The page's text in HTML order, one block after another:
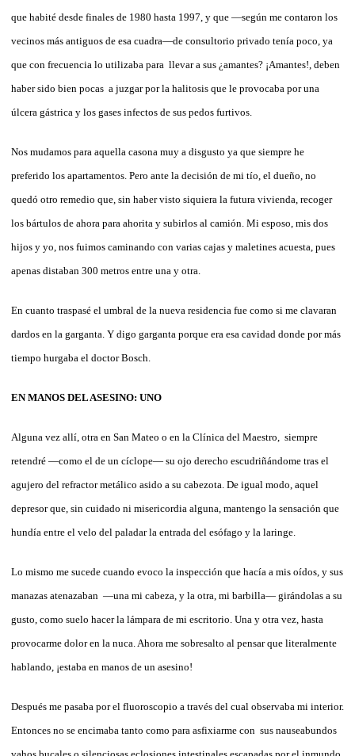
que habité desde finales de 1980 hasta 1997, y que —según me contaron los
vecinos más antiguos de esa cuadra—de consultorio privado tenía poco, ya
que con frecuencia lo utilizaba para llevar a sus ¿amantes? ¡Amantes!, deben
haber sido bien pocas a juzgar por la halitosis que le provocaba por una
úlcera gástrica y los gases infectos de sus pedos furtivos.
Nos mudamos para aquella casona muy a disgusto ya que siempre he
preferido los apartamentos. Pero ante la decisión de mi tío, el dueño, no
quedó otro remedio que, sin haber visto siquiera la futura vivienda, recoger
los bártulos de ahora para ahorita y subirlos al camión. Mi esposo, mis dos
hijos y yo, nos fuimos caminando con varias cajas y maletines acuesta, pues
apenas distaban 300 metros entre una y otra.
En cuanto traspasé el umbral de la nueva residencia fue como si me clavaran
dardos en la garganta. Y digo garganta porque era esa cavidad donde por más
tiempo hurgaba el doctor Bosch.
EN MANOS DEL ASESINO: UNO
Alguna vez allí, otra en San Mateo o en la Clínica del Maestro, siempre
retendré —como el de un cíclope— su ojo derecho escudriñándome tras el
agujero del refractor metálico asido a su cabezota. De igual modo, aquel
depresor que, sin cuidado ni misericordia alguna, mantengo la sensación que
hundía entre el velo del paladar la entrada del esófago y la laringe.
Lo mismo me sucede cuando evoco la inspección que hacía a mis oídos, y sus
manazas atenazaban —una mi cabeza, y la otra, mi barbilla— girándolas a su
gusto, como suelo hacer la lámpara de mi escritorio. Una y otra vez, hasta
provocarme dolor en la nuca. Ahora me sobresalto al pensar que literalmente
hablando, ¡estaba en manos de un asesino!
Después me pasaba por el fluoroscopio a través del cual observaba mi interior.
Entonces no se encimaba tanto como para asfixiarme con sus nauseabundos